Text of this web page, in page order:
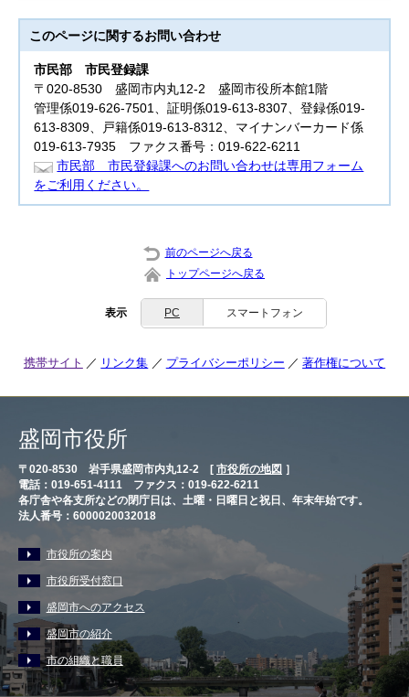
このページに関するお問い合わせ
市民部市民登録課
〒020-8530 盛岡市内丸12-2 盛岡市役所本館1階
管理係019-626-7501、証明係019-613-8307、登録係019-
613-8309、戸籍係019-613-8312、マイナンバーカード係
019-613-7935 ファクス番号：019-622-6211
市民部 市民登録課へのお問い合わせは専用フォーム
をご利用ください。
前のページへ戻る
トップページへ戻る
表示 PC スマートフォン
携帯サイト リンク集 プライバシーポリシー 著作権について
盛岡市役所
〒020-8530 岩手県盛岡市内丸12-2 [ 市役所の地図 ］
電話：019-651-4111 ファクス：019-622-6211
各庁舎や各支所などの閉庁日は、土曜・日曜日と祝日、年末年始です。
法人番号：6000020032018
市役所の案内
市役所受付窓口
盛岡市へのアクセス
盛岡市の紹介
市の組織と職員